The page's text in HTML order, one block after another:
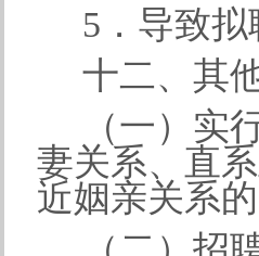
5．导致
十二、其
（一）实
妻关系、直
近姻亲关系